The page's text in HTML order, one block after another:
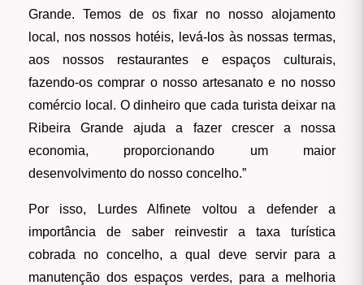
Grande. Temos de os fixar no nosso alojamento
local, nos nossos hotéis, levá-los às nossas termas,
aos nossos restaurantes e espaços culturais,
fazendo-os comprar o nosso artesanato e no nosso
comércio local. O dinheiro que cada turista deixar na
Ribeira Grande ajuda a fazer crescer a nossa
economia, proporcionando um maior
desenvolvimento do nosso concelho.”
Por isso, Lurdes Alfinete voltou a defender a
importância de saber reinvestir a taxa turística
cobrada no concelho, a qual deve servir para a
manutenção dos espaços verdes, para a melhoria